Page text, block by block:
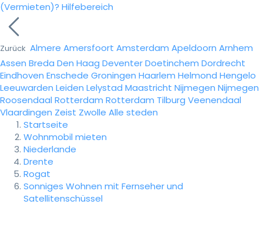
(Vermieten)? Hilfebereich
Zurück Almere Amersfoort Amsterdam Apeldoorn Arnhem
Assen Breda Den Haag DeventerDoetinchem Dordrecht
Eindhoven Enschede Groningen Haarlem Helmond Hengelo
Leeuwarden Leiden Lelystad Maastricht Nijmegen Nijmegen
Roosendaal Rotterdam Rotterdam Tilburg Veenendaal
Vlaardingen Zeist Zwolle Alle steden
Startseite
Wohnmobil mieten
Niederlande
Drente
Rogat
Sonniges Wohnen mit Fernseher und
Satellitenschüssel